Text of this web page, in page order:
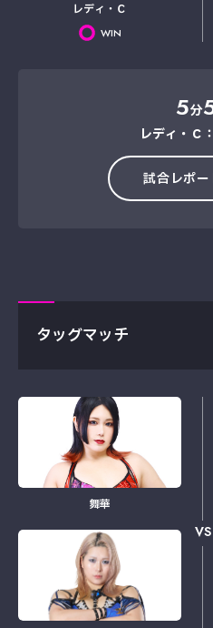
レディ・Ｃ
WIN
5分
レディ・Ｃ
試合レポ
タッグマッチ
舞華
VS